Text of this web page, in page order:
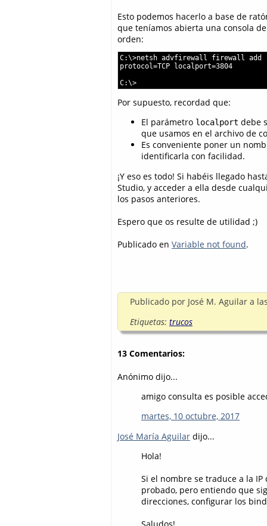
Esto podemos hacerlo a base de
que teníamos abierta una consola
orden:
C:\>netsh advfirewall firewall add
protocol=TCP localport=3804
C:\>
Por supuesto, recordad que:
El parámetro localport debe
que usamos en el archivo de
Es conveniente poner un
identificarla con facilidad.
¡Y eso es todo! Si habéis llegado
Studio, y acceder a ella desde
los pasos anteriores.
Espero que os resulte de utilidad ;)
Publicado en Variable not found.
Publicado por José M. Aguilar a
Etiquetas: trucos
13 Comentarios:
Anónimo dijo...
amigo consulta es posible
martes, 10 octubre, 2017
José María Aguilar dijo...
Hola!
Si el nombre se traduce a la
probado, pero entiendo que
direcciones, configurar los